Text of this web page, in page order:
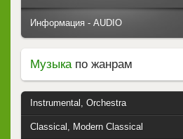
Информация - AUDIO
Музыкапо жанрам
Instrumental, Orchestra
Classical, Modern Classical